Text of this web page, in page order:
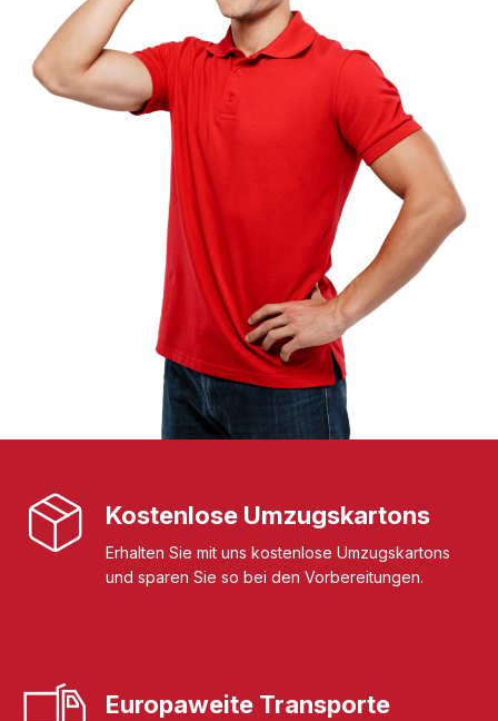
Kostenlose Umzugskartons
Erhalten Sie mit uns kostenlose Umzugskartons
und sparen Sie so bei den Vorbereitungen.
Europaweite Transporte